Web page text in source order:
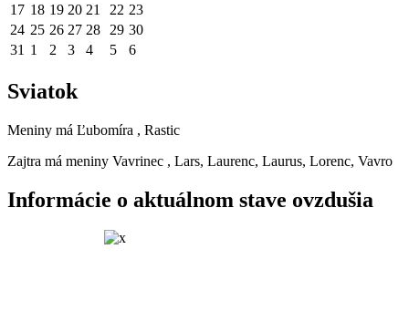
17 18 19 20 21 22 23
24 25 26 27 28 29 30
31 1 2 3 4 5 6
Sviatok
Meniny má Ľubomíra , Rastic
Zajtra má meniny Vavrinec , Lars, Laurenc, Laurus, Lorenc, Vavro
Informácie o aktuálnom stave ovzdušia